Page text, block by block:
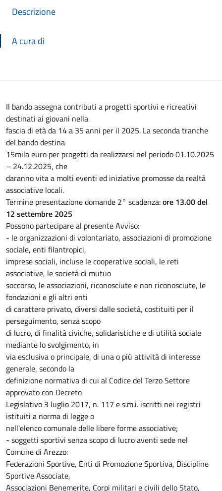
Descrizione
A cura di
Il bando assegna contributi a progetti sportivi e ricreativi
destinati ai giovani nella
fascia di età da 14 a 35 anni per il 2025. La seconda tranche
del bando destina
15mila euro per progetti da realizzarsi nel periodo 01.10.2025
– 24.12.2025, che
daranno vita a molti eventi ed iniziative promosse da realtà
associative locali.
Termine presentazione domande 2° scadenza:ore 13.00 del
12 settembre 2025
Possono partecipare al presente Avviso:
- le organizzazioni di volontariato, associazioni di promozione
sociale, enti filantropici,
imprese sociali, incluse le cooperative sociali, le reti
associative, le società di mutuo
soccorso, le associazioni, riconosciute e non riconosciute, le
fondazioni e gli altri enti
di carattere privato, diversi dalle società, costituiti per il
perseguimento, senza scopo
di lucro, di finalità civiche, solidaristiche e di utilità sociale
mediante lo svolgimento, in
via esclusiva o principale, di una o più attività di interesse
generale, secondo la
definizione normativa di cui al Codice del Terzo Settore
approvato con Decreto
Legislativo 3 luglio 2017, n. 117 e s.m.i. iscritti nei registri
istituiti a norma di legge o
nell'elenco comunale delle libere forme associative;
- soggetti sportivi senza scopo di lucro aventi sede nel
Comune di Arezzo:
Federazioni Sportive, Enti di Promozione Sportiva, Discipline
Sportive Associate,
Associazioni Benemerite, Corpi militari e civili dello Stato,